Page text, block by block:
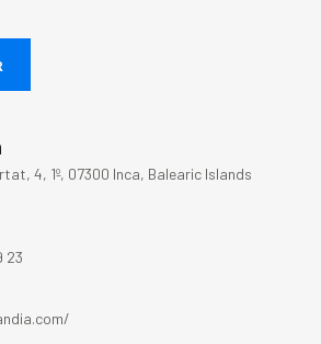
4, 1º, 07300 Inca, Balearic Islands
23